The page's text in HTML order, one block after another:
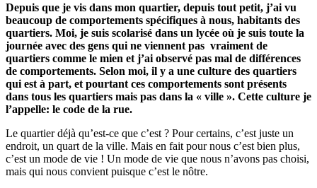
Depuis que je vis dans mon quartier, depuis tout petit, j’ai vu
beaucoup de comportements spécifiques à nous, habitants des
quartiers. Moi, je suis scolarisé dans un lycée où je suis toute la
journée avec des gens qui ne viennent pas vraiment de
quartiers comme le mien et j’ai observé pas mal de différences
de comportements. Selon moi, il y a une culture des quartiers
qui est à part, et pourtant ces comportements sont présents
dans tous les quartiers mais pas dans la « ville ». Cette culture je
l’appelle: le code de la rue.
Le quartier déjà qu’est-ce que c’est ? Pour certains, c’est juste un
endroit, un quart de la ville. Mais en fait pour nous c’est bien plus,
c’est un mode de vie ! Un mode de vie que nous n’avons pas choisi,
mais qui nous convient puisque c’est le nôtre.